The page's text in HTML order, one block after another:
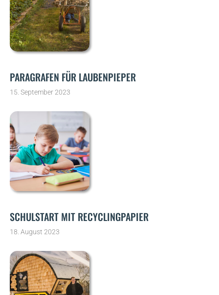
PARAGRAFEN FÜR LAUBENPIEPER
15. September 2023
SCHULSTART MIT RECYCLINGPAPIER
18. August 2023